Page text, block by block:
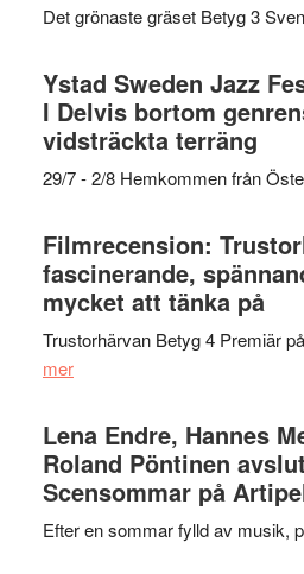
Det grönaste gräset Betyg 3
Ystad Sweden Jazz
I Delvis bortom
vidsträckta terräng
29/7 - 2/8 Hemkommen från
Filmrecension:
fascinerande,
mycket att tänka på
Trustorhärvan Betyg 4 Premiär
merom
Trustorhärvan
–
fascinerande,
spännande
och
Lena Endre, Hannes
Roland Pöntinen
Scensommar på
Efter en sommar fylld av musik,